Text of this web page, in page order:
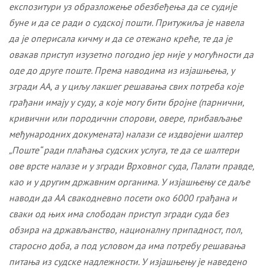
експозитури уз образложење обезбеђења да се судије
буне и да се ради о судској пошти. Притужиља је навела
да је оперисала кичму и да се отежано креће, те да је
овакав приступ изузетно погодио јер није у могућности да
оде до друге поште. Према наводима из изјашњења, у
згради АА, а у циљу лакшег решавања свих потреба које
грађани имају у суду, а које могу бити бројне (парнични,
кривични или породични спорови, овере, прибављање
међународних докумената) налази се издвојени шалтер
„Поште“ ради плаћања судских услуга, те да се шалтери
ове врсте налазе и у згради Врховног суда, Палати правде,
као и у другим државним органима. У изјашњењу се даље
наводи да АА свакодневно посети око 6000 грађана и
сваки од њих има слободан приступ згради суда без
обзира на држављанство, националну припадност, пол,
староснo добa, а под условом да има потребу решавања
питања из судске надлежности. У изјашњењу је наведено